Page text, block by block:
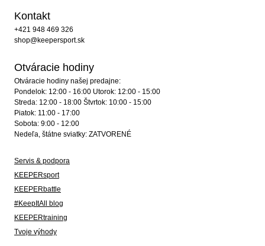
Kontakt
+421 948 469 326
shop@keepersport.sk
Otváracie hodiny
Otváracie hodiny našej predajne:
Pondelok: 12:00 - 16:00 Utorok: 12:00 - 15:00
Streda: 12:00 - 18:00 Štvrtok: 10:00 - 15:00
Piatok: 11:00 - 17:00
Sobota: 9:00 - 12:00
Nedeľa, štátne sviatky: ZATVORENÉ
Servis & podpora
KEEPERsport
KEEPERbattle
#KeepItAll blog
KEEPERtraining
Tvoje výhody